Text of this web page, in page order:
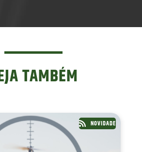
TAMBÉM
NOVIDADE